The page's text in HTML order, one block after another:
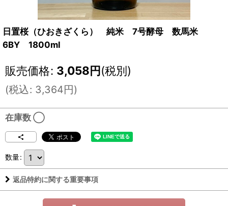
日置桜（ひおきざくら） 純米 7号酵母 数馬米
6BY 1800ml
販売価格: 3,058円(税別)
(税込: 3,364円)
在庫数 ◯
数量:
返品特約に関する重要事項